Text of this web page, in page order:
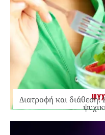
Διατροφή και διάθεση: